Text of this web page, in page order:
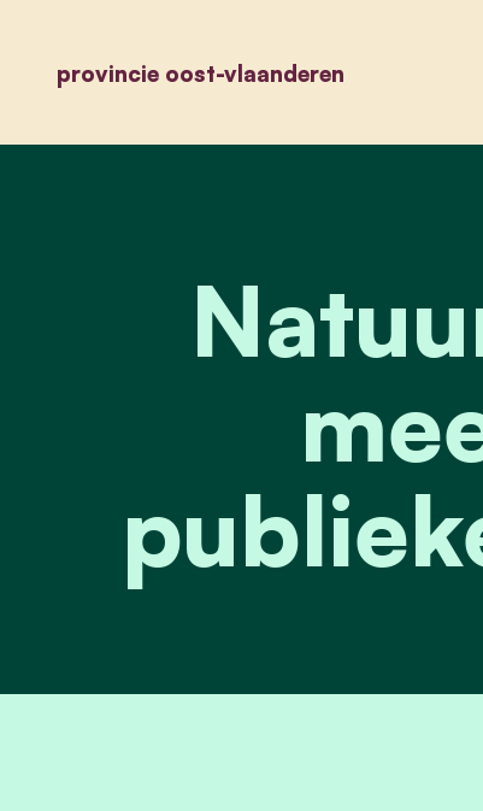
provincie oost-vlaanderen